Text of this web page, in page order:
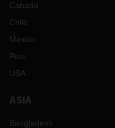
Canada
Chile
Mexico
Peru
USA
ASIA
Bangladesh